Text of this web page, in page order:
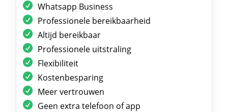
Whatsapp Business
Professionele bereikbaarheid
Altijd bereikbaar
Professionele uitstraling
Flexibiliteit
Kostenbesparing
Meer vertrouwen
Geen extra telefoon of app